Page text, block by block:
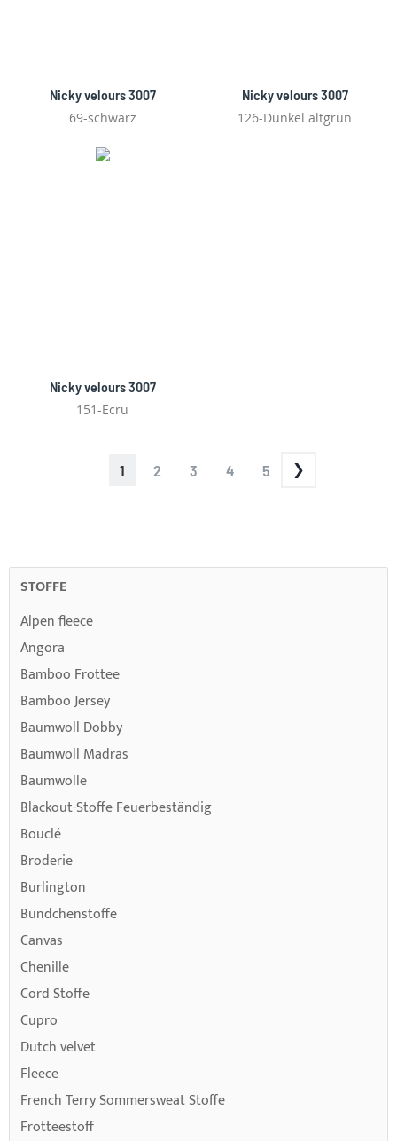
Nicky velours 3007
69-schwarz
Nicky velours 3007
126-Dunkel altgrün
Nicky velours 3007
151-Ecru
YOU'RE
PAGE
1 PAGE
2 PAGE
3 PAGE
4 PAGE
5
STOFFE
Alpen fleece
Angora
Bamboo Frottee
Bamboo Jersey
Baumwoll Dobby
Baumwoll Madras
Baumwolle
Blackout-Stoffe Feuerbeständig
Bouclé
Broderie
Burlington
Bündchenstoffe
Canvas
Chenille
Cord Stoffe
Cupro
Dutch velvet
Fleece
French Terry Sommersweat Stoffe
Frotteestoff